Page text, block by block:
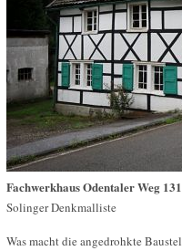
Fachwerkhaus Odentaler Weg
Solinger Denkmalliste
Was macht die angedrohkte